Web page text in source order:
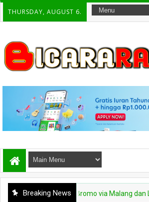
THURSDAY, AUGUST 6.
Breaking News
Akses Wisata Bromo via Malang dan